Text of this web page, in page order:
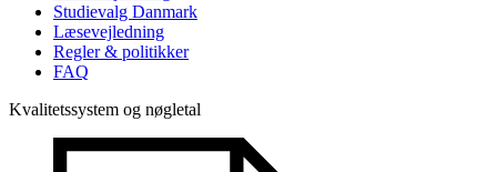
Studievalg Danmark
Læsevejledning
Regler & politikker
FAQ
Kvalitetssystem og nøgletal